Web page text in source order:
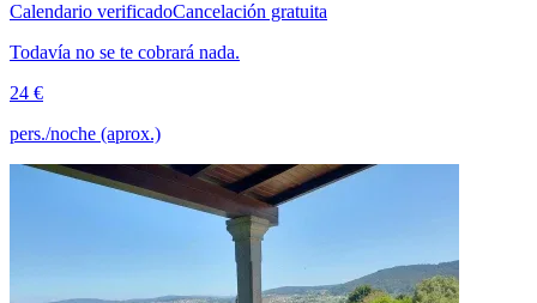
Calendario verificadoCancelación gratuita
Todavía no se te cobrará nada.
24 €
pers./noche (aprox.)